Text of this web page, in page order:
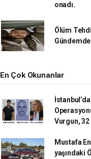
onadı.
Ölüm
Gündemde
En Çok Okunanlar
Vurgun,
Mustafa
yaşındaki